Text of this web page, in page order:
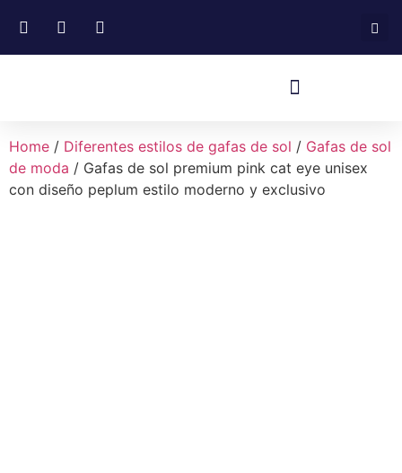
Home / Diferentes estilos de gafas de sol / Gafas de sol
de moda / Gafas de sol premium pink cat eye unisex
con diseño peplum estilo moderno y exclusivo